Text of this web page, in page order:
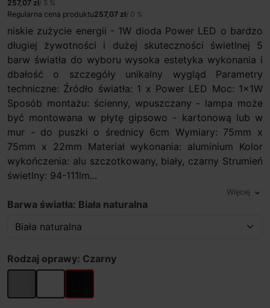
257,07 zł/ 5 %
Regularna cena produktu257,07 zł/ 0 %
niskie zużycie energii - 1W dioda Power LED o bardzo
długiej żywotności i dużej skuteczności świetlnej 5
barw światła do wyboru wysoka estetyka wykonania i
dbałość o szczegóły unikalny wygląd Parametry
techniczne: Źródło światła: 1 x Power LED Moc: 1x1W
Sposób montażu: ścienny, wpuszczany - lampa może
być montowana w płytę gipsowo - kartonową lub w
mur - do puszki o średnicy 6cm Wymiary: 75mm x
75mm x 22mm Materiał wykonania: aluminium Kolor
wykończenia: alu szczotkowany, biały, czarny Strumień
świetlny: 94-111lm...
Więcej expand_more
Barwa światła: Biała naturalna
Rodzaj oprawy: Czarny
Aluminium
Biały Czarny